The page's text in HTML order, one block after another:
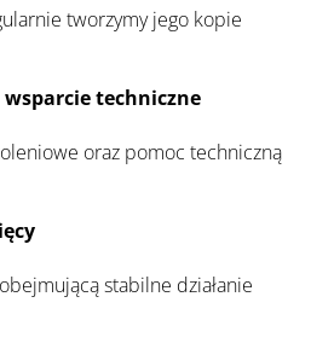
tworzymy jego kopie
techniczne
oraz pomoc techniczną
stabilne działanie